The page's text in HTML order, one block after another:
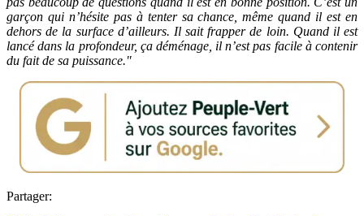
garçon qui n’hésite pas à tenter sa chance, même quand il est en
dehors de la surface d’ailleurs. Il sait frapper de loin. Quand il est
lancé dans la profondeur, ça déménage, il n’est pas facile à contenir
du fait de sa puissance."
Partager: